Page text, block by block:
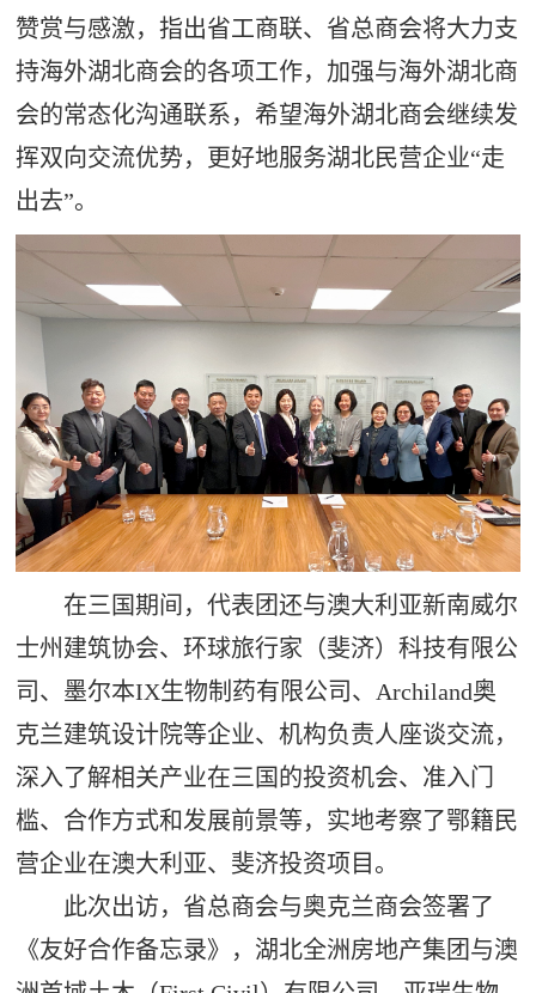
赞赏与感激，指出省工商联、省总商会将大力支
持海外湖北商会的各项工作，加强与海外湖北商
会的常态化沟通联系，希望海外湖北商会继续发
挥双向交流优势，更好地服务湖北民营企业“走
出去”。
在三国期间，代表团还与澳大利亚新南威尔
士州建筑协会、环球旅行家（斐济）科技有限公
司、墨尔本IX生物制药有限公司、Archiland奥
克兰建筑设计院等企业、机构负责人座谈交流，
深入了解相关产业在三国的投资机会、准入门
槛、合作方式和发展前景等，实地考察了鄂籍民
营企业在澳大利亚、斐济投资项目。
此次出访，省总商会与奥克兰商会签署了
《友好合作备忘录》，湖北全洲房地产集团与澳